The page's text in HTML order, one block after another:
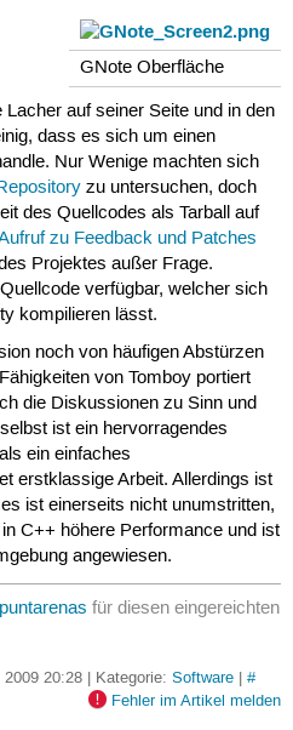
GNote Oberfläche
auf seiner Seite und in den
dass es sich um einen
Nur Wenige machten sich
zu untersuchen, doch
des Quellcodes als Tarball auf
zu Feedback und Patches
Projektes außer Frage.
verfügbar, welcher sich
kompilieren lässt.
noch von häufigen Abstürzen
von Tomboy portiert
die Diskussionen zu Sinn und
ist ein hervorragendes
ein einfaches
erstklassige Arbeit. Allerdings ist
ist einerseits nicht unumstritten,
C++ höhere Performance und ist
angewiesen.
puntarenas für diesen eingereichten
20:28 | Kategorie: Software| #
Fehler im Artikel melden